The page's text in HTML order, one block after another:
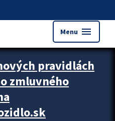
Menu menu
pravidlách
zmluvného